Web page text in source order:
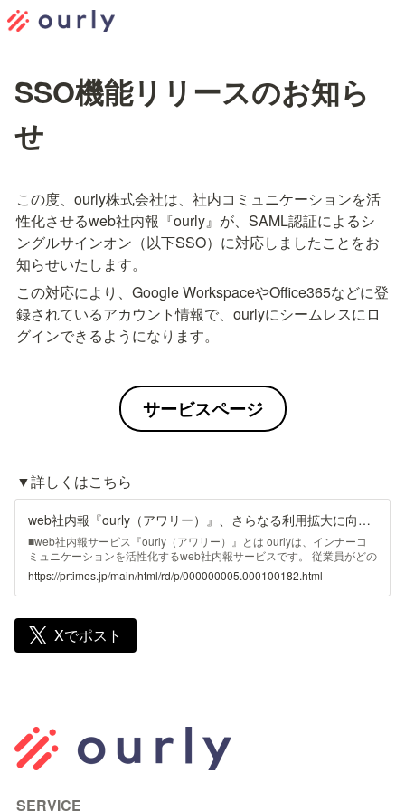
SSO機能リリースのお知ら
せ
この度、ourly株式会社は、社内コミュニケーションを活
性化させるweb社内報『ourly』が、SAML認証によるシ
ングルサインオン（以下SSO）に対応しましたことをお
この対応により、Google WorkspaceやOffice365などに登
録されているアカウント情報で、ourlyにシームレスにロ
グインできるようになります。
サービスページ
▼詳しくはこちら
web社内報『ourly（アワリー）』、さらなる利用拡大に向けてSAML認証によるSSO（シングルサインオン）に対応
■web社内報サービス『ourly（アワリー）』とは ourlyは、インナーコ
ミュニケーションを活性化するweb社内報サービスです。 従業員がどの
記事をどのくらい見たかといった細かいデータ分析の機能により、会社
からのメッセージがどのグループにどこまで伝わっているのか、誰に伝
わったのかまで可視化します。 「伝える」から「伝わる」へ。ここが
https://prtimes.jp/main/html/rd/p/000000005.000100182.html
Xでポスト
SERVICE